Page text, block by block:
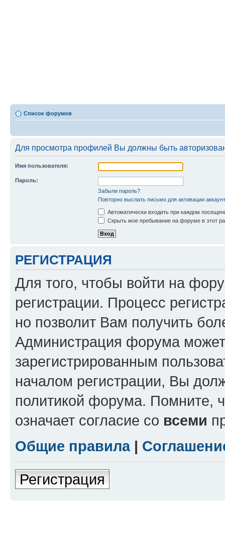
Список форумов
Для просмотра профилей Вы должны быть
Имя пользователя:
Пароль:
Забыли пароль?
Повторно выслать письмо для активации
Автоматически входить при каждом
Скрыть мое пребывание на форуме в этот
РЕГИСТРАЦИЯ
Для того, чтобы войти на
регистрации. Процесс
но позволит Вам получить
Администрация форума может
зарегистрированным
началом регистрации, Вы
политикой форума. Помните,
означает согласие со всеми
Общие правила|
Регистрация